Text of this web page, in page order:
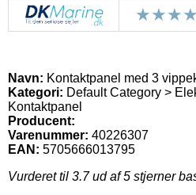
Navn: Kontaktpanel med 3
Kategori: Default Category >
Kontaktpanel
Producent:
Varenummer: 40226307
EAN: 5705666013795
Vurderet til 3.7ud af 5 stjerner